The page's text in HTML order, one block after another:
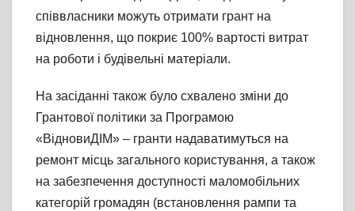
співвласники можуть отримати грант на
відновлення, що покриє 100% вартості витрат
на роботи і будівельні матеріали.
На засіданні також було схвалено зміни до
Грантової політики за Програмою
«ВідновиДІМ» – гранти надаватимуться на
ремонт місць загального користування, а також
на забезпечення доступності маломобільних
категорій громадян (встановлення рампи та